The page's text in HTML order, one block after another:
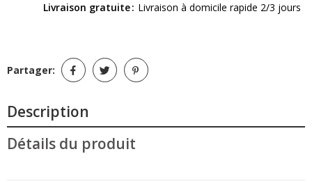
Livraison gratuite Livraison à domicile rapide 2/3 jours
Partager:
Description
Détails du produit